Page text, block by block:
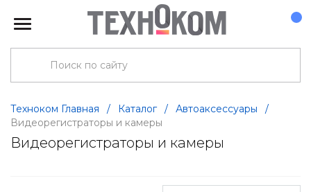
Техноком Главная / Каталог / Автоаксессуары
/
Видеорегистраторы и камеры
Видеорегистраторы и камеры